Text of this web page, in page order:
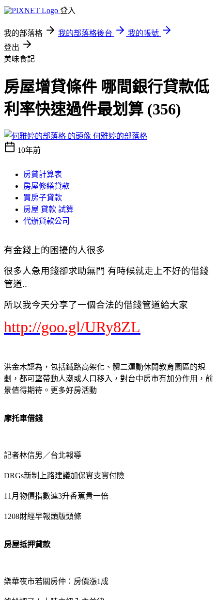
登入
我的部落格 我的部落格後台
我的帳號
登出
美味食記
房屋增貸條件 哪間銀行貸款低
利率快速過件最划算 (356)
何雅婷的部落格
10年前
房貸計算表
房屋修繕貸款
買房子貸款
房屋 貸款 試算
代辦貸款公司
有金錢上的困擾的人很多
很多人急用錢卻求助無門 有時候就走上不好的借錢
管道..
所以我今天分享了一個合法的借錢管道給大家
http://goo.gl/URy8ZL
洪金木認為，包括鐵路高架化、體二運動休閒教育園區的規
劃，都可望帶動人潮或人口移入，對台中房市有加分作用，前
景值得期待。更多好房活動
摩托車借錢
記者林信男／台北報導
DRGs新制上路建議加保實支實付險
11月物價指數連3升香蕉貴一倍
1208財經早報頭版頭條
房屋抵押貸款
樂華夜市若關房仲：房價漲1成